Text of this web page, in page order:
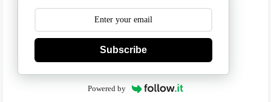
Subscribe
Powered by